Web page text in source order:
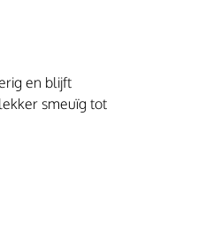
en blijft
smeuïg tot